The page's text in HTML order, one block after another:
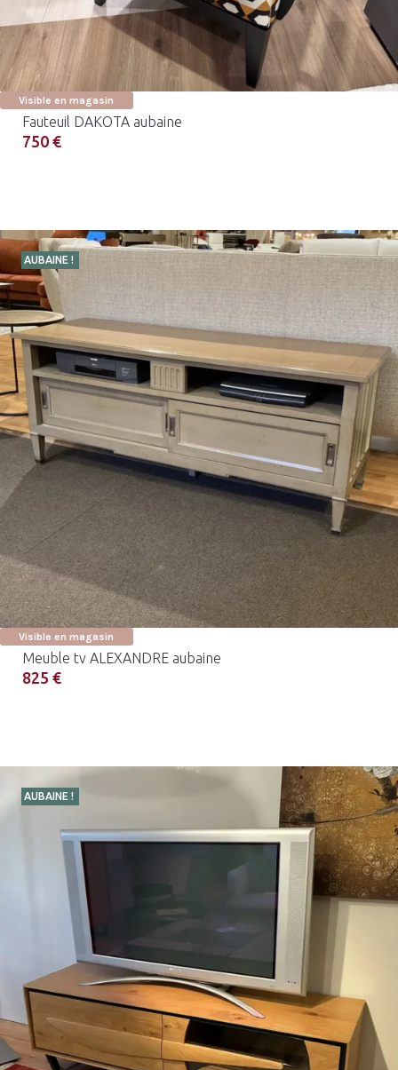
Visible en magasin
Fauteuil DAKOTA aubaine
750 €
AUBAINE !
Visible en magasin
Meuble tv ALEXANDRE aubaine
825 €
AUBAINE !